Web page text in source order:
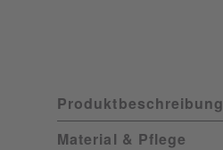
Produktbeschreibung
Material & Pflege